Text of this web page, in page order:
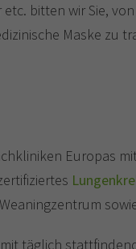
bitten wir Sie,
Maske zu
Europas
täglich